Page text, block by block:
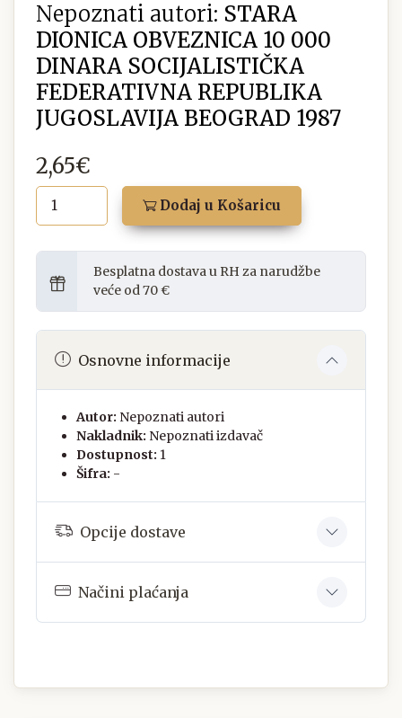
Nepoznati autori: STARA
DIONICA OBVEZNICA 10 000
DINARA SOCIJALISTIČKA
FEDERATIVNA REPUBLIKA
JUGOSLAVIJA BEOGRAD 1987
2,65€
Dodaj u Košaricu
Besplatna dostava u RH za narudžbe
veće od 70 €
Osnovne informacije
Autor: Nepoznati autori
Nakladnik: Nepoznati izdavač
Dostupnost: 1
Šifra: -
Opcije dostave
Načini plaćanja